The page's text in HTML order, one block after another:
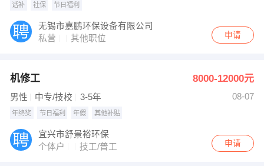
话补 社保 节日福利
无锡市嘉鹏环保设备有限公司
私营
其他职位 申请
机修工 8000-12000元
男性 中专/技校 3-5年 08-07
年终奖 节日福利 年假 其他补贴
宜兴市舒景裕环保
个体户
技工/普工 申请